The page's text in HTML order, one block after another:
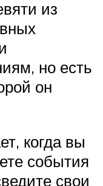
из
но есть
он
когда вы
события
свои